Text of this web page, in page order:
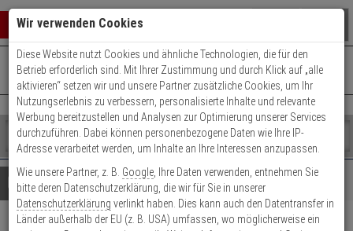
Warenkorb schließen
0 ARTIKEL IM WARENKORB
Ihr Warenkorb ist momentan leer.
Ergebnisse ()
Fertig
Shop
durchsuchen
Bitte
geben
Sie
mindestens
Es
wurde
noch
Kategorien
Suche
+49 (0)821 899 493-0Mo. - Do.: 8:00 - 16:30 | Fr.: 8:00 - 14:00 Uhr
Kontaktservice nutzen
Details Beratung
Wir verwenden Cookies
Diese Website nutzt Cookies und ähnliche Technologien, die für den
Betrieb erforderlich sind. Mit Ihrer Zustimmung und durch Klick auf „alle
aktivieren“ setzen wir und unsere Partner zusätzliche Cookies, um Ihr
Nutzungserlebnis zu verbessern, personalisierte Inhalte und relevante
Werbung bereitzustellen und Analysen zur Optimierung unserer Services
durchzuführen. Dabei können personenbezogene Daten wie Ihre IP-
Adresse verarbeitet werden, um Inhalte an Ihre Interessen anzupassen.
Wie unsere Partner, z. B. Google , Ihre Daten verwenden, entnehmen Sie
bitte deren Datenschutzerklärung, die wir für Sie in unserer
Datenschutzerklärung verlinkt haben. Dies kann auch den Datentransfer in
Länder außerhalb der EU (z. B. USA) umfassen, wo möglicherweise ein